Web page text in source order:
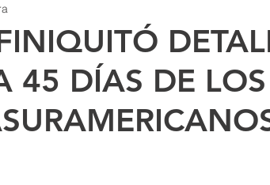
45 DÍAS DE LOS